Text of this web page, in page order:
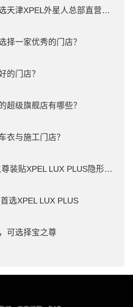
天津汽车贴膜，首选天津XPEL外星人总部直营店，高口碑店
择一家优秀的门店？
的门店？
超级旗舰店有哪些？
衣与施工门店？
问界M9在上海宝之尊装贴XPEL LUX PLUS隐形车衣
选XPEL LUX PLUS
可选择宝之尊